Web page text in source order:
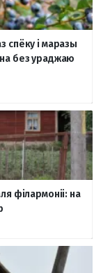
спёку і маразы
без ураджаю
філармоніі: на